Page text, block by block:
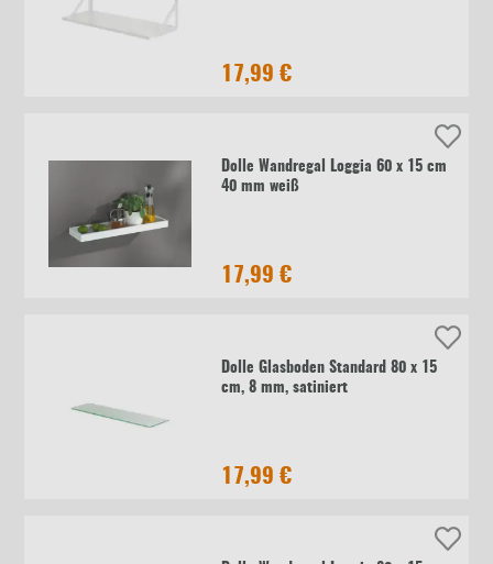
17,99 €
Dolle Wandregal Loggia 60 x 15 cm
40 mm weiß
17,99 €
Dolle Glasboden Standard 80 x 15
cm, 8 mm, satiniert
17,99 €